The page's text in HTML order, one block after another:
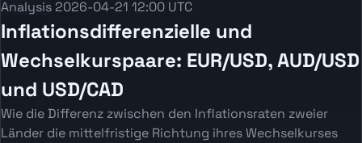
Analysis 2026-04-21 12:00 UTC
Inflationsdifferenzielle und
Wechselkurspaare: EUR/USD, AUD/USD
und USD/CAD
Wie die Differenz zwischen den Inflationsraten zweier
Länder die mittelfristige Richtung ihres Wechselkurses